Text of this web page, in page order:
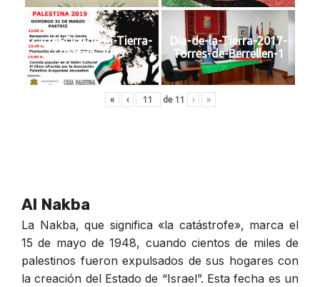
cartel-Dia-de-la-Tierra-
Pastriz-2019
Dia-de-la-Tierra-2017-
Torres-de-Berrellen-1
« ‹ de 11 › »
Al Nakba
La Nakba, que significa «la catástrofe», marca el
15 de mayo de 1948, cuando cientos de miles de
palestinos fueron expulsados de sus hogares con
la creación del Estado de “Israel”. Esta fecha es un